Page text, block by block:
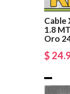
Cable
1.8
Oro
$